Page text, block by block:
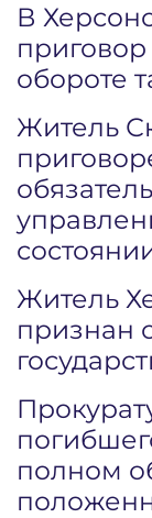
В
обороте
Житель
Житель
признан
полном